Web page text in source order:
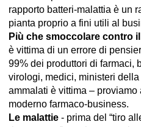
rapporto batteri-malattia è un
pianta proprio a fini utili al
Più che smoccolare contro
è vittima di un errore di
99% dei produttori di farmaci,
virologi, medici, ministeri
ammalati è vittima – proviamo
moderno farmaco-business.
Le malattie - prima del “tiro